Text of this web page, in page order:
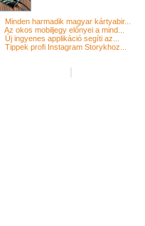
Minden harmadik magyar kártyabir...
Az okos mobiljegy előnyei a mind...
Új ingyenes applikáció segíti az...
Tippek profi Instagram Storykhoz...